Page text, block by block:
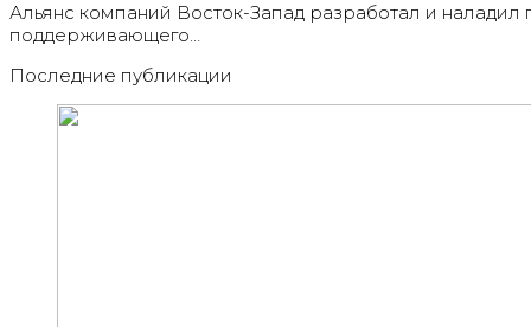
Альянс компаний Восток-Запад разработал и наладил
поддерживающего…
Последние публикации